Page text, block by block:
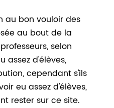
au bon vouloir des
au bout de la
selon
assez d'élèves,
cependant s'ils
eu assez d'élèves,
rester sur ce site.